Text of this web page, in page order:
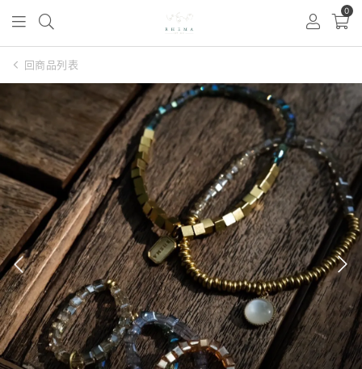
0
回商品列表